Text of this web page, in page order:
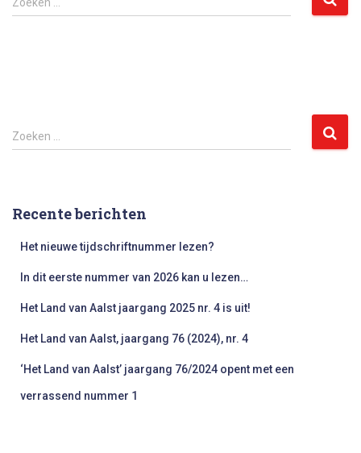
naar:
Z
o
n
Zoeken …
Recente berichten
Het nieuwe tijdschriftnummer lezen?
In dit eerste nummer van 2026 kan u lezen…
Het Land van Aalst jaargang 2025 nr. 4 is uit!
Het Land van Aalst, jaargang 76 (2024), nr. 4
‘Het Land van Aalst’ jaargang 76/2024 opent met een
verrassend nummer 1